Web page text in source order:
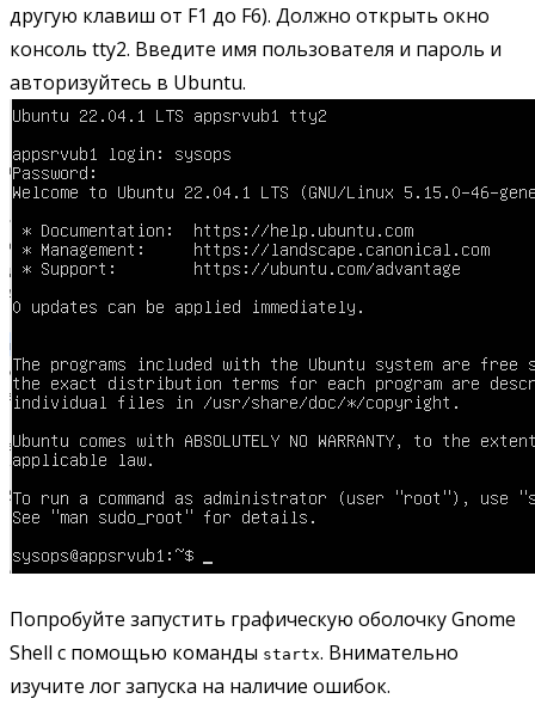
другую клавиш от F1 до F6). Должно открыть окно
консоль tty2. Введите имя пользователя и пароль и
авторизуйтесь в Ubuntu.
Попробуйте запустить графическую оболочку Gnome
Shell с помощью команды startx. Внимательно
изучите лог запуска на наличие ошибок.